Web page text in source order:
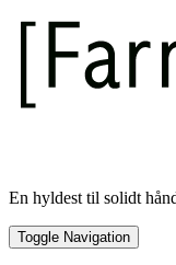
Skip
content
En hyldest til solidt
Toggle Navigation